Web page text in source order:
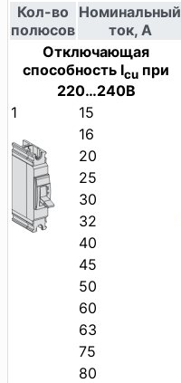
Кол-во
полюсов
Номинальный
ток, А
Отключающая
способность Icu при
220…240В
1 15
16
20
25
30
32
40
45
50
60
63
75
80